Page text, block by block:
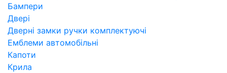
Бампери
Двері
Дверні замки ручки комплектуючі
Емблеми автомобільні
Капоти
Крила